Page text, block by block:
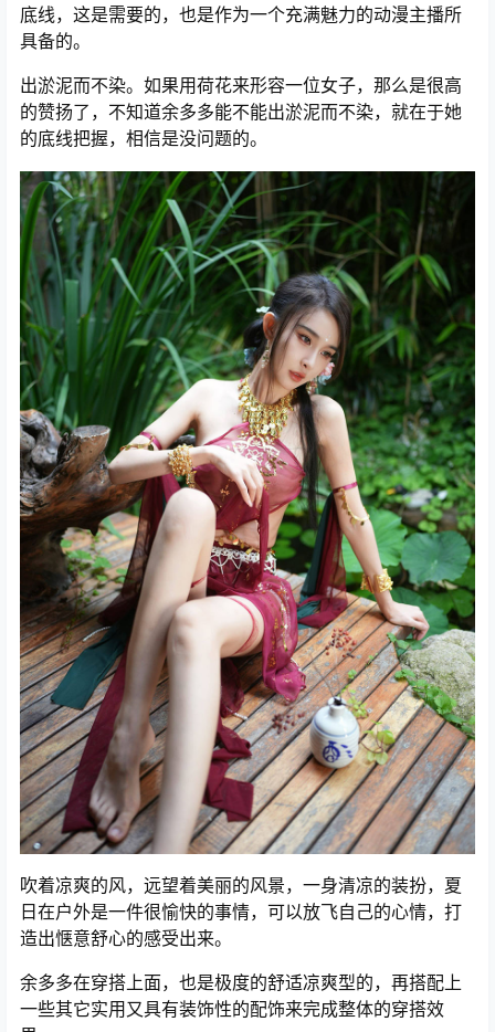
底线，这是需要的，也是作为一个充满魅力的动漫主播所
具备的。
出淤泥而不染。如果用荷花来形容一位女子，那么是很高
的赞扬了，不知道余多多能不能出淤泥而不染，就在于她
的底线把握，相信是没问题的。
吹着凉爽的风，远望着美丽的风景，一身清凉的装扮，夏
日在户外是一件很愉快的事情，可以放飞自己的心情，打
造出惬意舒心的感受出来。
余多多在穿搭上面，也是极度的舒适凉爽型的，再搭配上
一些其它实用又具有装饰性的配饰来完成整体的穿搭效